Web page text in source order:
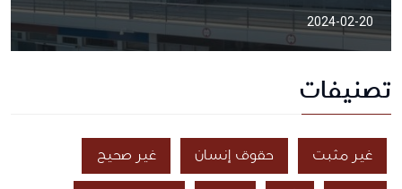
2024-02-20
تصنيفات
غير مثبت حقوق إنسان غير صحيح